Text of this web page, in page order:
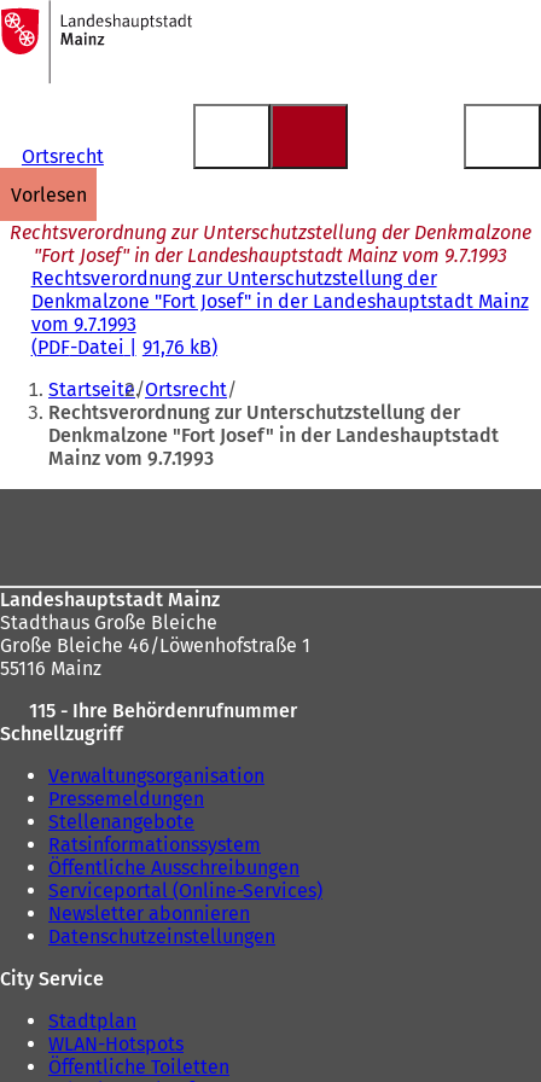
Inhalt anspringen
Zur
Startseite
Ortsrecht
vorlesen
Rechtsverordnung zur Unterschutzstellung der Denkmalzone
"Fort Josef" in der Landeshauptstadt Mainz vom 9.7.1993
Rechtsverordnung zur Unterschutzstellung der
Denkmalzone "Fort Josef" in der Landeshauptstadt Mainz
vom 9.7.1993
PDF-Datei 91,76 kB
Sie
befinden
sich
Startseite Ortsrecht
Rechtsverordnung zur Unterschutzstellung der
Denkmalzone "Fort Josef" in der Landeshauptstadt
Mainz vom 9.7.1993
Landeshauptstadt Mainz
Stadthaus Große Bleiche
Große Bleiche 46/Löwenhofstraße 1
55116 Mainz
115 - Ihre Behördenrufnummer
Schnellzugriff
Verwaltungsorganisation
Pressemeldungen
Stellenangebote
Ratsinformationssystem
Öffentliche Ausschreibungen
Serviceportal (Online-Services)
Newsletter abonnieren
Datenschutzeinstellungen
City Service
Stadtplan
WLAN-Hotspots
Öffentliche Toiletten